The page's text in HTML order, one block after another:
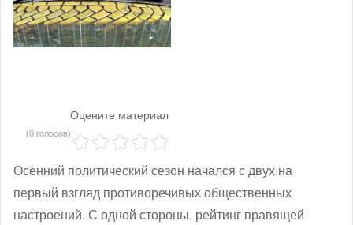
Оцените материал
(0 голосов)
Осенний политический сезон начался с двух на
первый взгляд противоречивых общественных
настроений. С одной стороны, рейтинг правящей